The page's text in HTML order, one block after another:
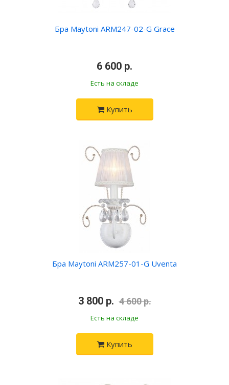
Бра Maytoni ARM247-02-G Grace
6 600 р.
Есть на складе
Купить
Бра Maytoni ARM257-01-G Uventa
3 800 р. 4 600 р.
Есть на складе
Купить